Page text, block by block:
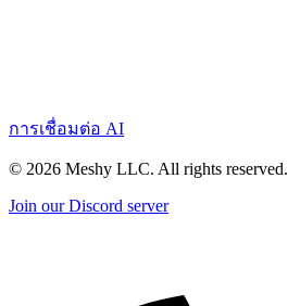
การเชื่อมต่อ AI
© 2026 Meshy LLC. All rights reserved.
Join our Discord server